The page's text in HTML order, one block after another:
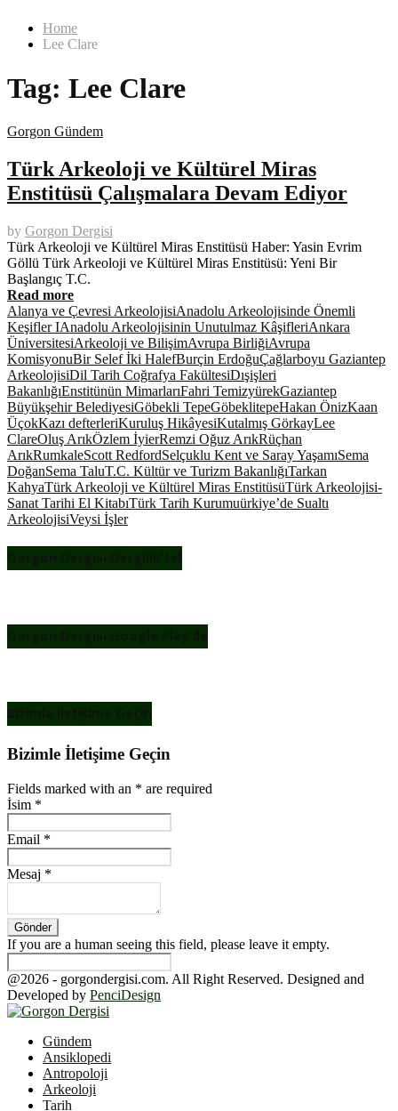
Home
Lee Clare
Tag: Lee Clare
Gorgon Gündem
Türk Arkeoloji ve Kültürel Miras
Enstitüsü Çalışmalara Devam Ediyor
by Gorgon Dergisi
Türk Arkeoloji ve Kültürel Miras Enstitüsü Haber: Yasin Evrim
Göllü Türk Arkeoloji ve Kültürel Miras Enstitüsü: Yeni Bir
Başlangıç T.C.
Read more
Alanya ve Çevresi ArkeolojisiAnadolu Arkeolojisinde Önemli
Keşifler IAnadolu Arkeolojisinin Unutulmaz KâşifleriAnkara
ÜniversitesiArkeoloji ve BilişimAvrupa BirliğiAvrupa
KomisyonuBir Selef İki HalefBurçin ErdoğuÇağlarboyu Gaziantep
ArkeolojisiDil Tarih Coğrafya FakültesiDışişleri
BakanlığıEnstitünün MimarlarıFahri TemizyürekGaziantep
Büyükşehir BelediyesiGöbekli TepeGöbeklitepeHakan ÖnizKaan
ÜçokKazı defterleriKuruluş HikâyesiKutalmış GörkayLee
ClareOluş ArıkÖzlem İyierRemzi Oğuz ArıkRüçhan
ArıkRumkaleScott RedfordSelçuklu Kent ve Saray YaşamıSema
DoğanSema TaluT.C. Kültür ve Turizm BakanlığıTarkan
KahyaTürk Arkeoloji ve Kültürel Miras EnstitüsüTürk Arkeolojisi-
Sanat Tarihi El KitabıTürk Tarih Kurumuürkiye’de Sualtı
ArkeolojisiVeysi İşler
Gorgon Dergisi Dergilik’te!
Gorgon Dergisi Google Play’de
Bizimle İletişime Geçin
Bizimle İletişime Geçin
Fields marked with an * are required
İsim *
Email *
Mesaj *
If you are a human seeing this field, please leave it empty.
@2026 - gorgondergisi.com. All Right Reserved. Designed and
Developed by PenciDesign
Gündem
Ansiklopedi
Antropoloji
Arkeoloji
Tarih